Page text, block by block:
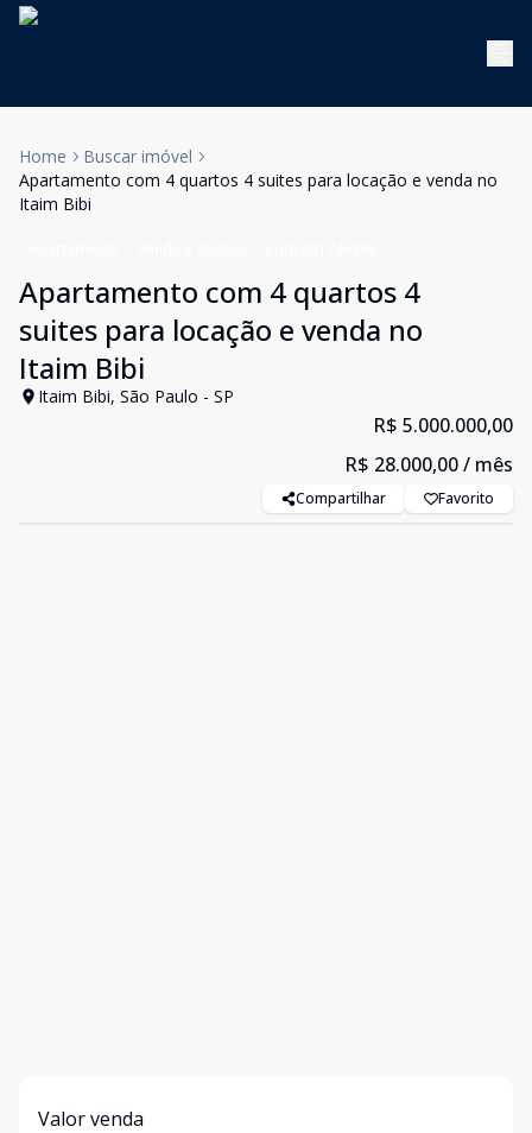
Home
Buscar imóvel
Apartamento com 4 quartos 4 suites para locação e venda no
Itaim Bibi
Apartamento com 4 quartos 4
suites para locação e venda no
Itaim Bibi
Itaim Bibi, São Paulo - SP
R$ 5.000.000,00
R$ 28.000,00/ mês
Compartilhar Favorito
Valor venda